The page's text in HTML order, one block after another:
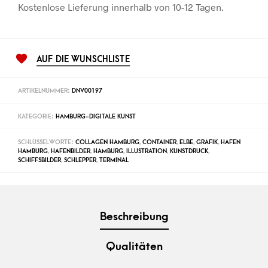
Kostenlose Lieferung innerhalb von 10-12 Tagen.
AUF DIE WUNSCHLISTE
ARTIKELNUMMER: DNV00197
KATEGORIE: HAMBURG-DIGITALE KUNST
SCHLÜSSELWORTE: COLLAGEN HAMBURG, CONTAINER, ELBE, GRAFIK, HAFEN
HAMBURG, HAFENBILDER, HAMBURG, ILLUSTRATION, KUNSTDRUCK,
SCHIFFSBILDER, SCHLEPPER, TERMINAL
Beschreibung
Qualitäten